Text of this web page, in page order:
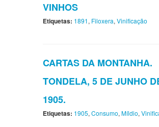
VINHOS
Etiquetas: 1891, Filoxera, Vinificação
CARTAS DA MONTANHA.
TONDELA, 5 DE JUNHO
1905.
Etiquetas: 1905, Consumo, Míldio,